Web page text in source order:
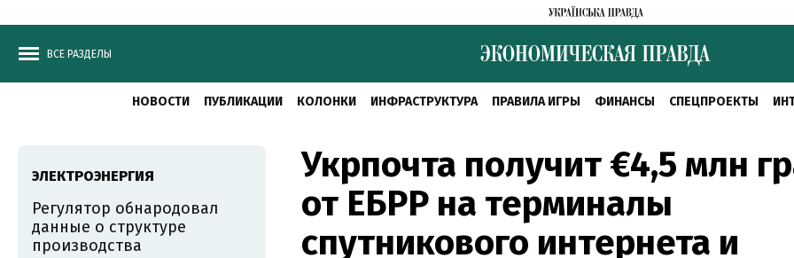
ВСЕ РАЗДЕЛЫ
НОВОСТИ ПУБЛИКАЦИИ КОЛОНКИ ИНФРАСТРУКТУРА ПРАВИЛА ИГРЫ ФИНАНСЫ СПЕЦПРОЕКТЫ
Укрпочта получит €4,5 млн
от ЕБРР на терминалы
спутникового интернета и
ЭЛЕКТРОЭНЕРГИЯ
Регулятор обнародовал
данные о структуре
производства